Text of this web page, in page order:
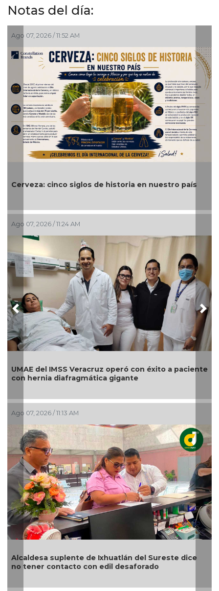
Notas del día:
Ago 07, 2026 / 11:52 AM
Cerveza: cinco siglos de historia en nuestro país
Ago 07, 2026 / 11:24 AM
UMAE del IMSS Veracruz operó con éxito a paciente
con hernia diafragmática gigante
Ago 07, 2026 / 11:13 AM
Alcaldesa suplente de Ixhuatlán del Sureste dice
no tener contacto con edil desaforado
Previous